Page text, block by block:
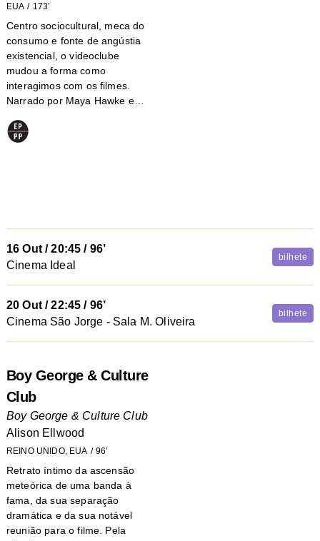
EUA 173’
Centro sociocultural, meca do
consumo e fonte de angústia
existencial, o videoclube
mudou a forma como
interagimos com os filmes.
Narrado por Maya Hawke e…
16 Out /20:45 / 96’
Cinema Ideal
bilhete
20 Out /22:45 / 96’
Cinema São Jorge - Sala M. Oliveira
bilhete
Boy George & Culture
Club
Boy George & Culture Club
Alison Ellwood
REINO UNIDO, EUA 96’
Retrato íntimo da ascensão
meteórica de uma banda à
fama, da sua separação
dramática e da sua notável
reunião para o filme. Pela